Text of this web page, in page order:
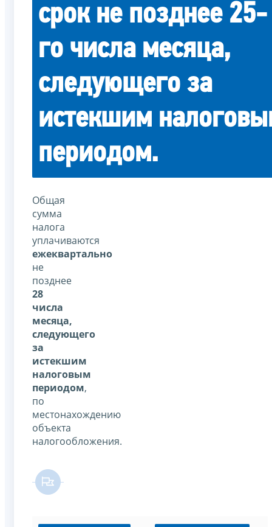
срок не позднее 25-
го числа месяца,
следующего за
истекшим
периодом.
Общая
сумма
налога
уплачиваются
ежеквартально
не
позднее
28
числа
месяца,
следующего
за
истекшим
налоговым
периодом,
по
местонахождению
объекта
налогообложения.